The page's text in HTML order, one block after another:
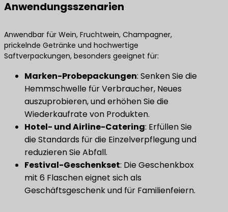
Anwendungsszenarien
Anwendbar für Wein, Fruchtwein, Champagner,
prickelnde Getränke und hochwertige
Saftverpackungen, besonders geeignet für:
​Marken-Probepackungen​​: Senken Sie die
Hemmschwelle für Verbraucher, Neues
auszuprobieren, und erhöhen Sie die
Wiederkaufrate von Produkten.
Hotel- und Airline-Catering​: Erfüllen Sie
die Standards für die Einzelverpflegung und
reduzieren Sie Abfall.
​Festival-Geschenkset​​: Die Geschenkbox
mit 6 Flaschen eignet sich als
Geschäftsgeschenk und für Familienfeiern.